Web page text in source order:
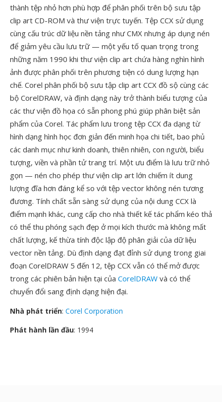
thành tệp nhỏ hơn phù hợp để phân phối trên bộ sưu tập
clip art CD-ROM và thư viện trực tuyến. Tệp CCX sử dụng
cùng cấu trúc dữ liệu nền tảng như CMX nhưng áp dụng nén
để giảm yêu cầu lưu trữ — một yếu tố quan trọng trong
những năm 1990 khi thư viện clip art chứa hàng nghìn hình
ảnh được phân phối trên phương tiện có dung lượng hạn
chế. Corel phân phối bộ sưu tập clip art CCX đồ sộ cùng các
bộ CorelDRAW, và định dạng này trở thành biểu tượng của
các thư viện đồ họa có sẵn phong phú giúp phân biệt sản
phẩm của Corel. Tác phẩm lưu trong tệp CCX đa dạng từ
hình dạng hình học đơn giản đến minh họa chi tiết, bao phủ
các danh mục như kinh doanh, thiên nhiên, con người, biểu
tượng, viền và phần tử trang trí. Một ưu điểm là lưu trữ nhỏ
gọn — nén cho phép thư viện clip art lớn chiếm ít dung
lượng đĩa hơn đáng kể so với tệp vector không nén tương
đương. Tính chất sẵn sàng sử dụng của nội dung CCX là
điểm mạnh khác, cung cấp cho nhà thiết kế tác phẩm kéo thả
có thể thu phóng sạch đẹp ở mọi kích thước mà không mất
chất lượng, kế thừa tính độc lập độ phân giải của dữ liệu
vector nền tảng. Dù định dạng đạt đỉnh sử dụng trong giai
đoạn CorelDRAW 5 đến 12, tệp CCX vẫn có thể mở được
trong các phiên bản hiện tại của CorelDRAW và có thể
chuyển đổi sang định dạng hiện đại.
Nhà phát triển: Corel Corporation
Phát hành lần đầu: 1994